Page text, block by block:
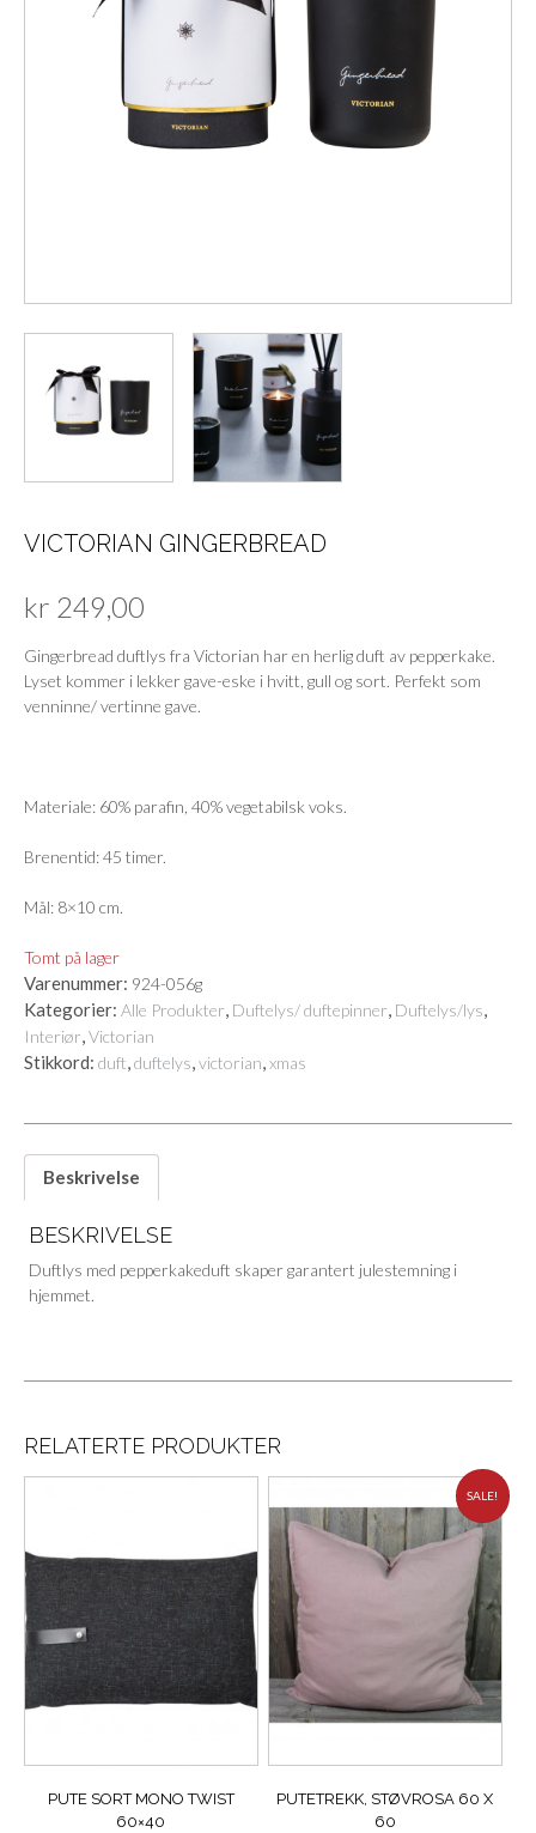
VICTORIAN GINGERBREAD
kr 249,00
Gingerbread duftlys fra Victorian har en herlig duft av pepperkake.
Lyset kommer i lekker gave-eske i hvitt, gull og sort. Perfekt som
venninne/ vertinne gave.
Materiale: 60% parafin, 40% vegetabilsk voks.
Brenentid: 45 timer.
Mål: 8×10 cm.
Tomt på lager
Varenummer: 924-056g
Kategorier: Alle Produkter, Duftelys/ duftepinner, Duftelys/lys,
Interiør,Victorian
Stikkord: duft,duftelys,victorian,xmas
Beskrivelse
BESKRIVELSE
Duftlys med pepperkakeduft skaper garantert julestemning i
hjemmet.
RELATERTE PRODUKTER
PUTE SORT MONO TWIST
60×40
SALE!
PUTETREKK, STØVROSA 60 X
60